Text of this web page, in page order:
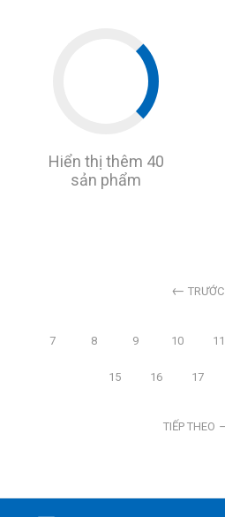
Hiển thị thêm 40
sản phẩm
TRƯỚC
7 8 9 10 11
15 16 17
TIẾP THEO